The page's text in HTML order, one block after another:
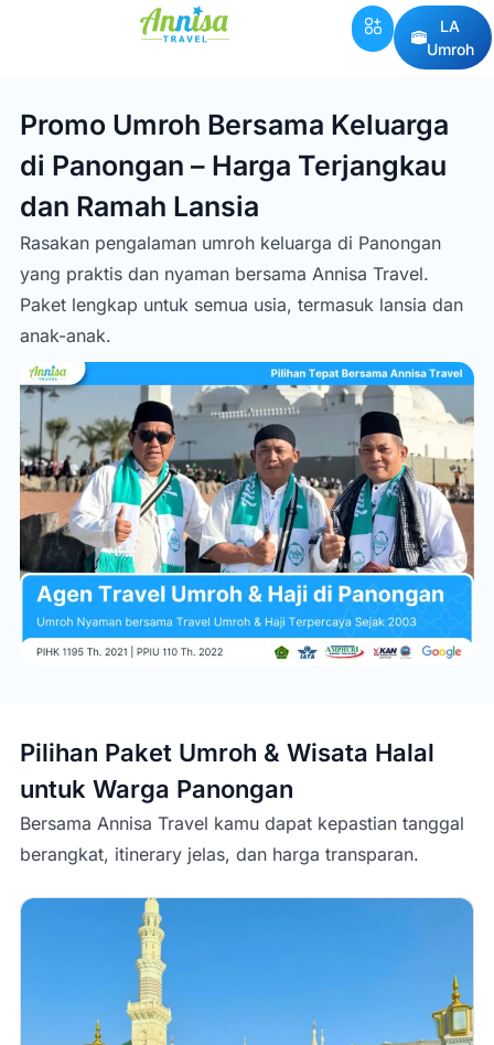
LA
Umroh
Promo Umroh Bersama Keluarga
di Panongan – Harga Terjangkau
dan Ramah Lansia
Rasakan pengalaman umroh keluarga di Panongan
yang praktis dan nyaman bersama Annisa Travel.
Paket lengkap untuk semua usia, termasuk lansia dan
anak-anak.
Pilihan Paket Umroh & Wisata Halal
untuk Warga Panongan
Bersama Annisa Travel kamu dapat kepastian tanggal
berangkat, itinerary jelas, dan harga transparan.